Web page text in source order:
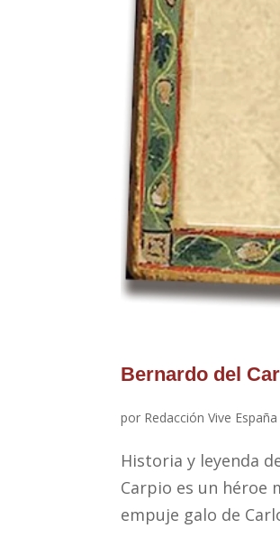
Bernardo del
por Redacción Vive España
Historia y leyenda
Carpio es un héroe
empuje galo de